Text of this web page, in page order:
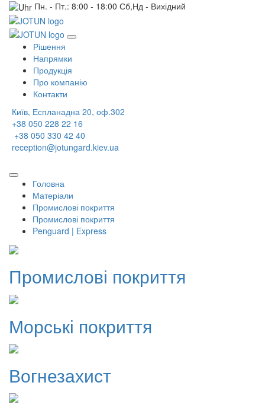
Пн. - Пт.: 8:00 - 18:00 Сб,Нд - Вихідний
Рішення
Напрямки
Продукція
Про компанію
Контакти
Київ, Еспланадна 20, оф.302
+38 050 228 22 16
+38 050 330 42 40
reception@jotungard.kiev.ua
Головна
Матеріали
Промислові покриття
Промислові покриття
Penguard | Express
Промислові покриття
Морські покриття
Вогнезахист